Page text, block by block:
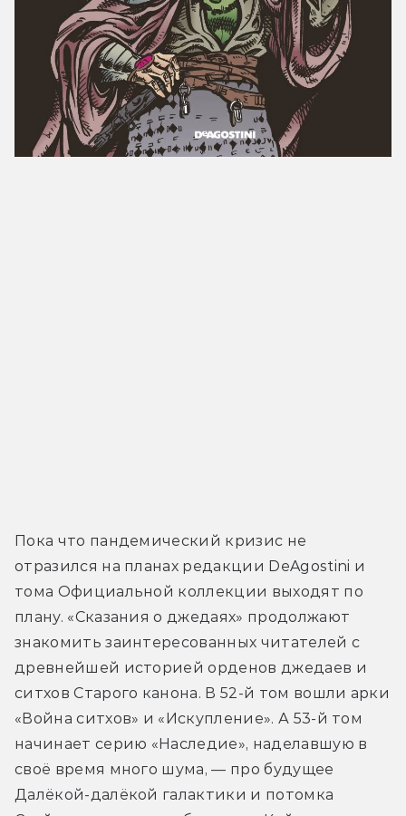
Пока что пандемический кризис не
отразился на планах редакции DeAgostini и
тома Официальной коллекции выходят по
плану. «Сказания о джедаях» продолжают
знакомить заинтересованных читателей с
древнейшей историей орденов джедаев и
ситхов Старого канона. В 52-й том вошли арки
«Война ситхов» и «Искупление». А 53-й том
начинает серию «Наследие», наделавшую в
своё время много шума, — про будущее
Далёкой-далёкой галактики и потомка